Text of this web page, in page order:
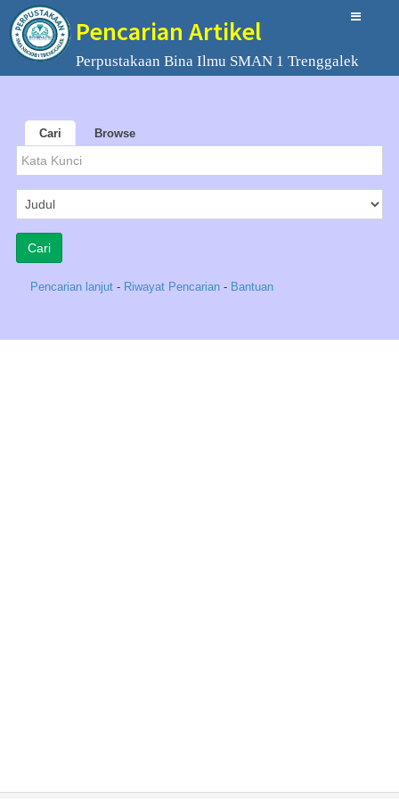
Pencarian Artikel
Perpustakaan Bina Ilmu SMAN 1 Trenggalek
Cari Browse
Pencarian lanjut - Riwayat Pencarian - Bantuan